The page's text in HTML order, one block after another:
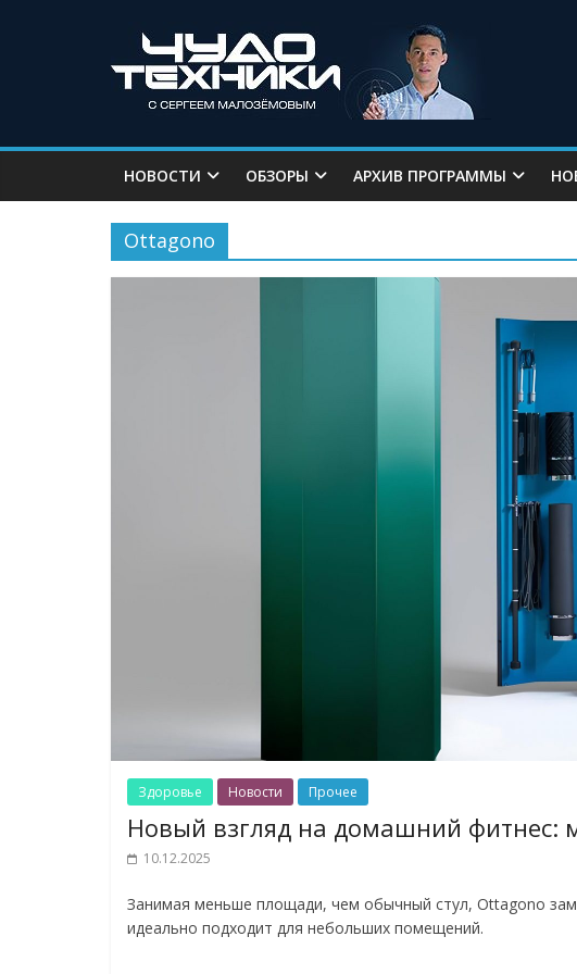
НОВОСТИ ОБЗОРЫ АРХИВ ПРОГРАММЫ
Ottagono
Здоровье Новости Прочее
Новый взгляд на домашний фитнес:
10.12.2025
Занимая меньше площади, чем обычный стул, Ottagono
идеально подходит для небольших помещений.